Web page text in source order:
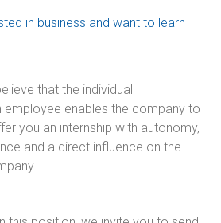
in business and want to learn
that the individual
enables the company to
you an internship with autonomy,
and a direct influence on the